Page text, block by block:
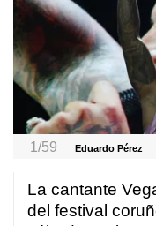
1/59 Eduardo Pérez
La cantante
del festival